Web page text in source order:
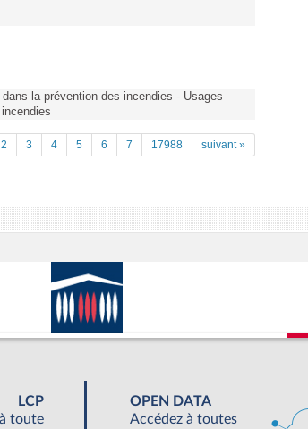
la prévention des incendies - Usages
2 3 4 5 6 7 17988 suivant »
LCP
toute
OPEN DATA
Accédez à toutes